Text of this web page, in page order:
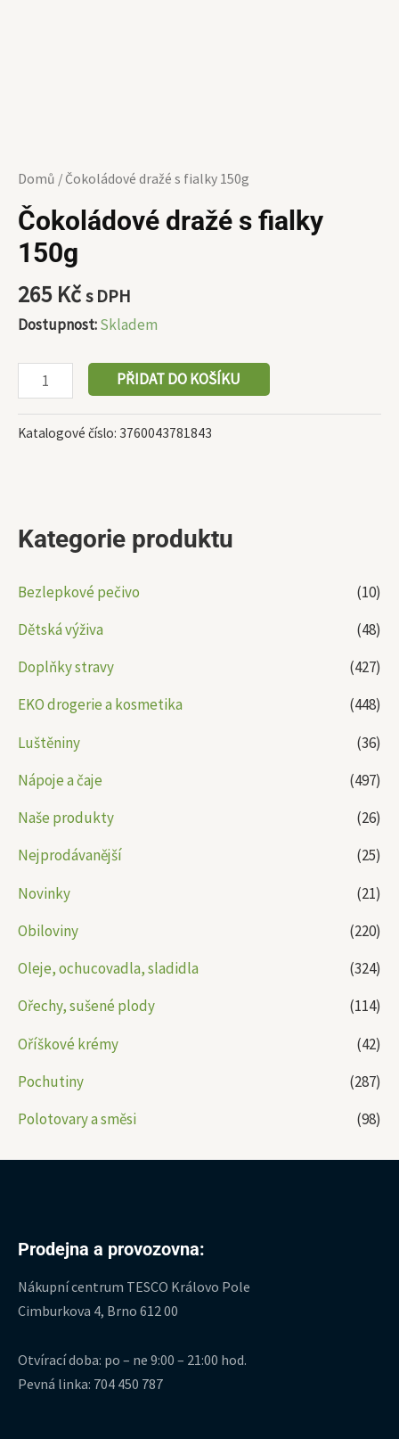
Kategorie produktu
Bezlepkové pečivo
(10)
Dětská výživa
(48)
Doplňky stravy
(427)
EKO drogerie a kosmetika
(448)
Luštěniny
(36)
Nápoje a čaje
(497)
Naše produkty
(26)
Nejprodávanější
(25)
Novinky
(21)
Obiloviny
(220)
Oleje, ochucovadla, sladidla
(324)
Ořechy, sušené plody
(114)
Oříškové krémy
(42)
Pochutiny
(287)
Polotovary a směsi
(98)
Domů / Čokoládové dražé s fialky 150g
Čokoládové dražé s fialky
150g
265 Kčs DPH
Dostupnost:Skladem
PŘIDAT DO KOŠÍKU
Katalogové číslo: 3760043781843
Prodejna a provozovna:
Nákupní centrum TESCO Královo Pole
Cimburkova 4, Brno 612 00
Otvírací doba: po – ne 9:00 – 21:00 hod.
Pevná linka: 704 450 787